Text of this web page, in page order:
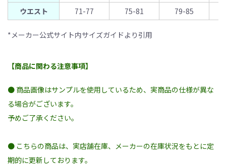
ウエスト
71-77 75-81 79-85
*メーカー公式サイト内サイズガイドより引用
【商品に関わる注意事項】
● 商品画像はサンプルを使用しているため、実商品の仕様が異な
る場合がございます。
予めご了承ください。
● こちらの商品は、実店舗在庫、メーカーの在庫状況をもとに定
期的に更新しております。